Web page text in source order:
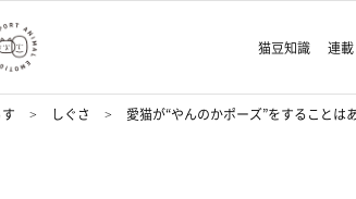
猫豆知識 連載
しぐさ 愛猫が“やんのかポーズ”をすること